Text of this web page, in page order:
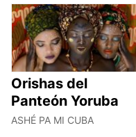
Orishas del
Panteón Yoruba
ASHÉ PA MI CUBA